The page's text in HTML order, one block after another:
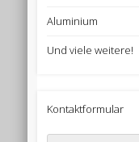
Aluminium
Und viele weitere!
Kontaktformular